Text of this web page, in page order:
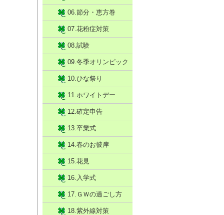
06.節分・恵方巻
07.花粉症対策
08.試験
09.冬季オリンピック
10.ひな祭り
11.ホワイトデー
12.確定申告
13.卒業式
14.春のお彼岸
15.花見
16.入学式
17.ＧＷの過ごし方
18.紫外線対策